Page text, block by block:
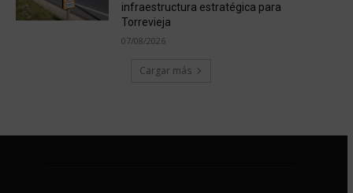
infraestructura estratégica para
Torrevieja
07/08/2026
Cargar más